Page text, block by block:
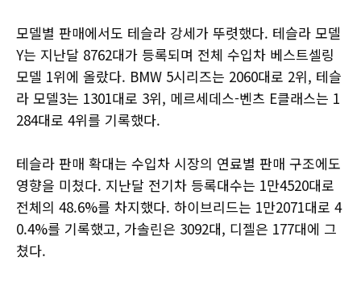
모델별 판매에서도 테슬라 강세가 뚜렷했다. 테슬라 모델
Y는 지난달 8762대가 등록되며 전체 수입차 베스트셀링
모델 1위에 올랐다. BMW 5시리즈는 2060대로 2위, 테슬
라 모델3는 1301대로 3위, 메르세데스-벤츠 E클래스는 1
284대로 4위를 기록했다.
테슬라 판매 확대는 수입차 시장의 연료별 판매 구조에도
영향을 미쳤다. 지난달 전기차 등록대수는 1만4520대로
전체의 48.6%를 차지했다. 하이브리드는 1만2071대로 4
0.4%를 기록했고, 가솔린은 3092대, 디젤은 177대에 그
쳤다.